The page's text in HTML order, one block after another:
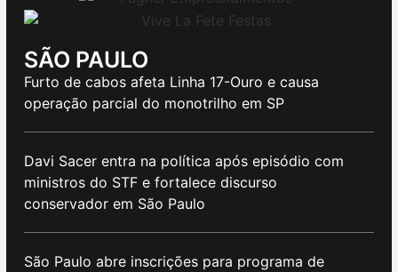
SÃO PAULO
Furto de cabos afeta Linha 17-Ouro e causa
operação parcial do monotrilho em SP
Davi Sacer entra na política após episódio com
ministros do STF e fortalece discurso
conservador em São Paulo
São Paulo abre inscrições para programa de